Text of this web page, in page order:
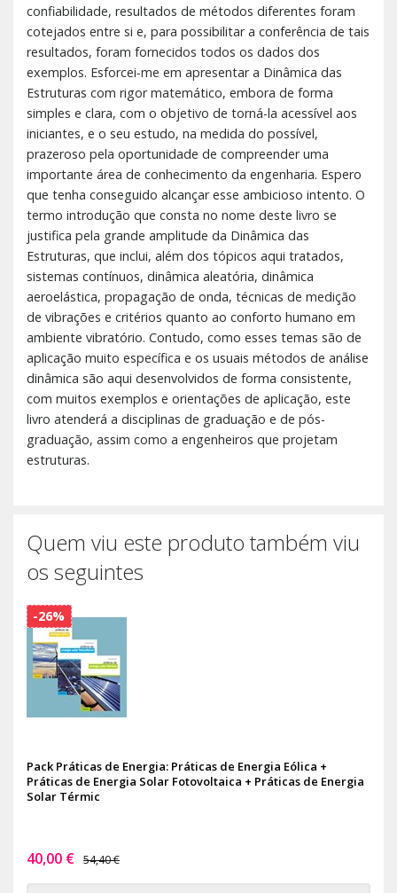
confiabilidade, resultados de métodos diferentes foram
cotejados entre si e, para possibilitar a conferência de tais
resultados, foram fornecidos todos os dados dos
exemplos. Esforcei-me em apresentar a Dinâmica das
Estruturas com rigor matemático, embora de forma
simples e clara, com o objetivo de torná-la acessível aos
iniciantes, e o seu estudo, na medida do possível,
prazeroso pela oportunidade de compreender uma
importante área de conhecimento da engenharia. Espero
que tenha conseguido alcançar esse ambicioso intento. O
termo introdução que consta no nome deste livro se
justifica pela grande amplitude da Dinâmica das
Estruturas, que inclui, além dos tópicos aqui tratados,
sistemas contínuos, dinâmica aleatória, dinâmica
aeroelástica, propagação de onda, técnicas de medição
de vibrações e critérios quanto ao conforto humano em
ambiente vibratório. Contudo, como esses temas são de
aplicação muito específica e os usuais métodos de análise
dinâmica são aqui desenvolvidos de forma consistente,
com muitos exemplos e orientações de aplicação, este
livro atenderá a disciplinas de graduação e de pós-
graduação, assim como a engenheiros que projetam
estruturas.
Quem viu este produto também viu
os seguintes
Pack Práticas de Energia: Práticas de Energia Eólica +
Práticas de Energia Solar Fotovoltaica + Práticas de Energia
Solar Térmic
40,00 € 54,40 €
-26%